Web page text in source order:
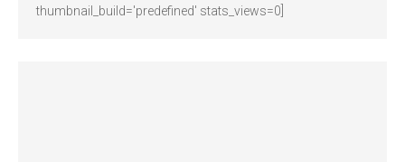
thumbnail_build='predefined' stats_views=0]